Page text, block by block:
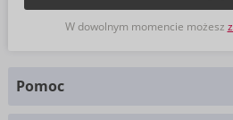
W dowolnym momencie możesz
Pomoc